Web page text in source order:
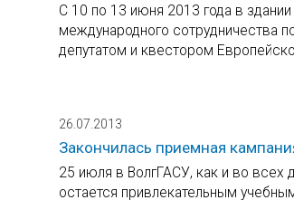
С 10 по 13 июня 2013 года в
международного сотрудничества
депутатом и квестором
26.07.2013
Закончилась приемная
25 июля в ВолгГАСУ, как и во всех
остается привлекательным